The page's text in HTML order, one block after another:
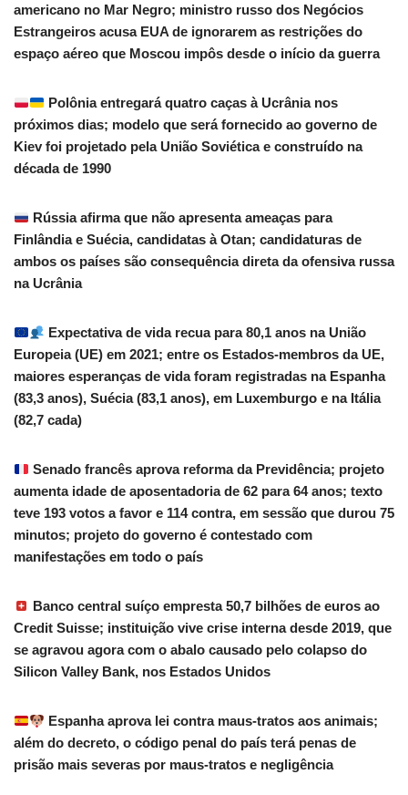
americano no Mar Negro; ministro russo dos Negócios
Estrangeiros acusa EUA de ignorarem as restrições do
espaço aéreo que Moscou impôs desde o início da guerra
Polônia entregará quatro caças à Ucrânia nos
próximos dias; modelo que será fornecido ao governo de
Kiev foi projetado pela União Soviética e construído na
década de 1990
Rússia afirma que não apresenta ameaças para
Finlândia e Suécia, candidatas à Otan; candidaturas de
ambos os países são consequência direta da ofensiva russa
na Ucrânia
Expectativa de vida recua para 80,1 anos na União
Europeia (UE) em 2021; entre os Estados-membros da UE,
maiores esperanças de vida foram registradas na Espanha
(83,3 anos), Suécia (83,1 anos), em Luxemburgo e na Itália
(82,7 cada)
Senado francês aprova reforma da Previdência; projeto
aumenta idade de aposentadoria de 62 para 64 anos; texto
teve 193 votos a favor e 114 contra, em sessão que durou 75
minutos; projeto do governo é contestado com
manifestações em todo o país
Banco central suíço empresta 50,7 bilhões de euros ao
Credit Suisse; instituição vive crise interna desde 2019, que
se agravou agora com o abalo causado pelo colapso do
Silicon Valley Bank, nos Estados Unidos
Espanha aprova lei contra maus-tratos aos animais;
além do decreto, o código penal do país terá penas de
prisão mais severas por maus-tratos e negligência